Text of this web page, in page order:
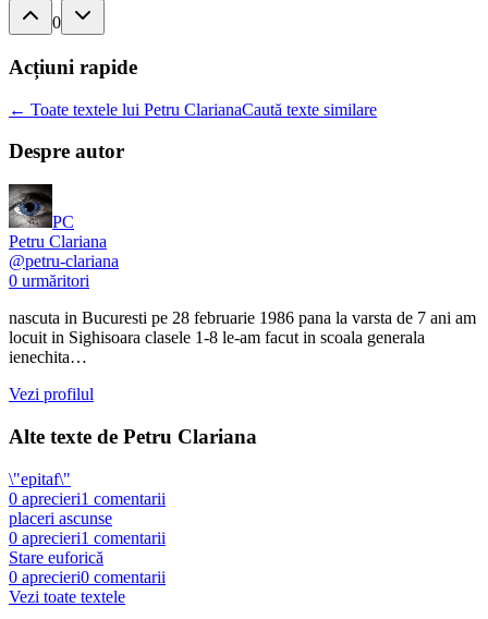
0
Acțiuni rapide
← Toate textele lui Petru ClarianaCaută texte similare
Despre autor
PC
Petru Clariana
@petru-clariana
0 urmăritori
nascuta in Bucuresti pe 28 februarie 1986 pana la varsta de 7 ani am
locuit in Sighisoara clasele 1-8 le-am facut in scoala generala
ienechita…
Vezi profilul
Alte texte de Petru Clariana
\"epitaf\"
0 aprecieri1 comentarii
placeri ascunse
0 aprecieri1 comentarii
Stare euforică
0 aprecieri0 comentarii
Vezi toate textele